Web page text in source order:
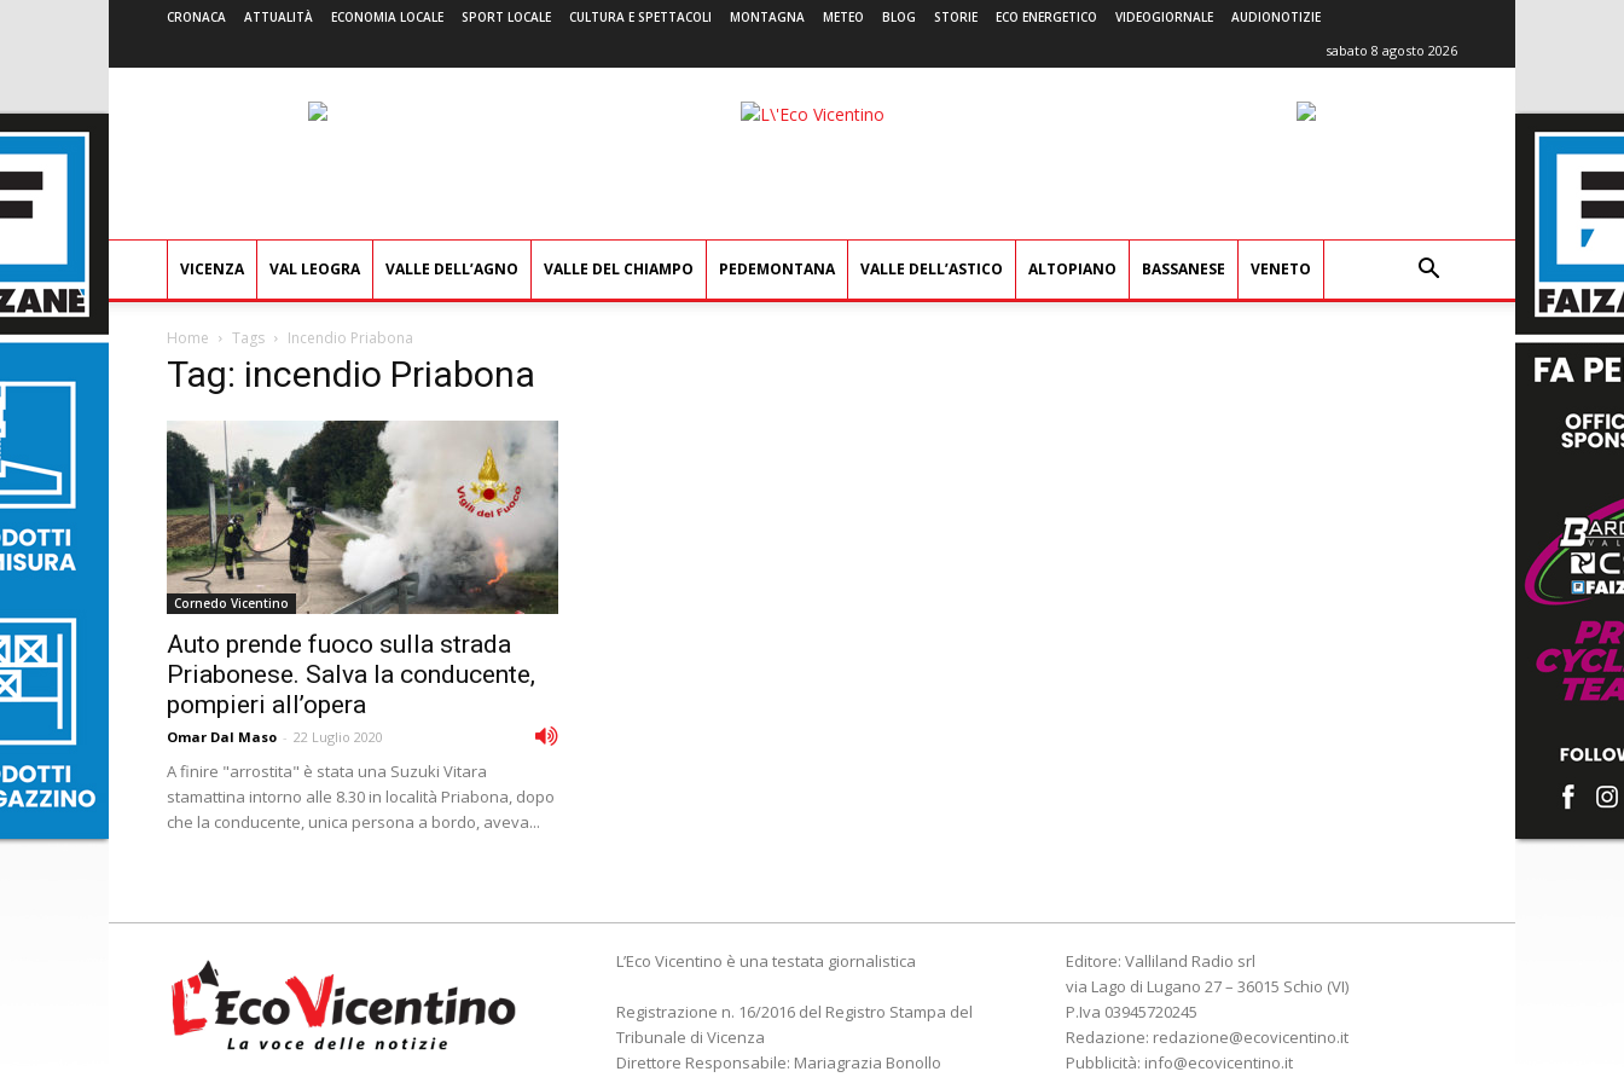
CRONACA ATTUALITÀ ECONOMIA LOCALE SPORT LOCALE CULTURA E SPETTACOLI MONTAGNA METEO BLOG STORIE ECO ENERGETICO VIDEOGIORNALE AUDIONOTIZIE
sabato 8 agosto 2026
L'Eco
VICENZA VAL LEOGRA VALLE DELL’AGNO VALLE DEL CHIAMPO PEDEMONTANA VALLE DELL’ASTICO ALTOPIANO BASSANESE VENETO
Home Tags Incendio Priabona
Tag: incendio Priabona
Cornedo Vicentino
Auto prende fuoco sulla strada
Priabonese. Salva la conducente,
pompieri all’opera
Omar Dal Maso - 22 Luglio 2020
A finire "arrostita" è stata una Suzuki Vitara
stamattina intorno alle 8.30 in località Priabona, dopo
che la conducente, unica persona a bordo, aveva...
L’Eco Vicentino è una testata giornalistica
Registrazione n. 16/2016 del Registro Stampa del
Tribunale di Vicenza
Direttore Responsabile: Mariagrazia Bonollo
Editore: Valliland Radio srl
via Lago di Lugano 27 – 36015 Schio (VI)
P.Iva 03945720245
Redazione: redazione@ecovicentino.it
Pubblicità: info@ecovicentino.it